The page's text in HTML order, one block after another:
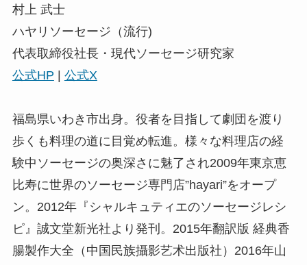
村上 武士
ハヤリソーセージ（流行)
代表取締役社長・現代ソーセージ研究家
公式HP
公式X
福島県いわき市出身。役者を目指して劇団を渡り
歩くも料理の道に目覚め転進。様々な料理店の経
験中ソーセージの奥深さに魅了され2009年東京恵
比寿に世界のソーセージ専門店”hayari”をオープ
ン。2012年『シャルキュティエのソーセージレシ
ピ』誠文堂新光社より発刊。2015年翻訳版 経典香
腸製作大全（中国民族攝影艺术出版社）2016年山